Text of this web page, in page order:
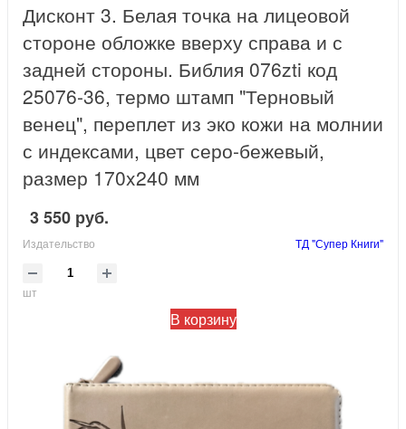
Дисконт 3. Белая точка на лицеовой
стороне обложке вверху справа и с
задней стороны. Библия 076zti код
25076-36, термо штамп "Терновый
венец", переплет из эко кожи на молнии
с индексами, цвет серо-бежевый,
размер 170x240 мм
3 550 руб.
Издательство ТД "Супер Книги"
шт
В корзину